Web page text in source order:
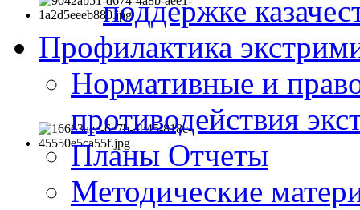
поддержке
Профилактика
Нормативные и
противодействия
Планы Отчеты
Методические